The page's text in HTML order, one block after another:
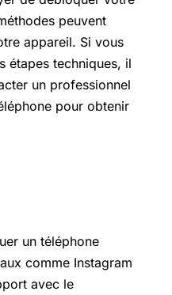
peuvent
appareil. Si vous
étapes techniques, il
un professionnel
pour obtenir
un téléphone
comme Instagram
avec le